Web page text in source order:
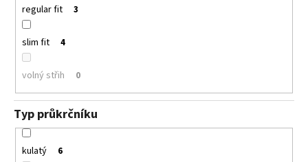
regular fit 3
slim fit 4
volný střih 0
Typ průkrčníku
kulatý 6